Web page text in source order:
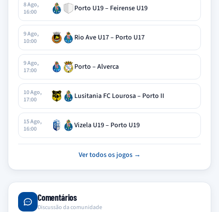
8 Ago,
16:00
Porto U19 – Feirense U19
9 Ago,
10:00
Rio Ave U17 – Porto U17
9 Ago,
17:00
Porto – Alverca
10 Ago,
17:00
Lusitania FC Lourosa – Porto II
15 Ago,
16:00
Vizela U19 – Porto U19
Ver todos os jogos →
Comentários
Discussão da comunidade